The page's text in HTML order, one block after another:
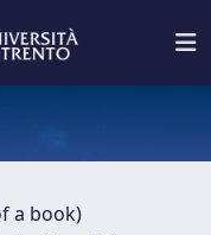
a book)